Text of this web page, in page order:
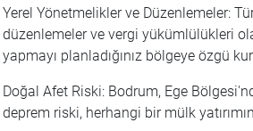
Yerel Yönetmelikler ve Düzenlemeler:
düzenlemeler ve vergi yükümlülükleri
yapmayı planladığınız bölgeye özgü
Doğal Afet Riski: Bodrum, Ege
deprem riski, herhangi bir mülk